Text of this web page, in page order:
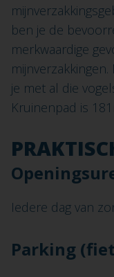
ben je de
merkwaardige
je met al die
Kruinenpad is
Iedere dag van
Parking